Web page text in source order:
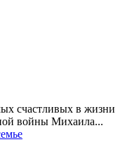
счастливых в жизни
войны Михаила...